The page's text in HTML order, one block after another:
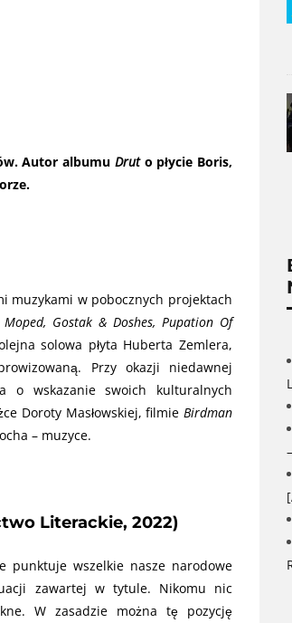
Autor albumu Druto płycie Boris,
muzykami w pobocznych projektach
Moped, Gostak & Doshes, Pupation Of
solowa płyta Huberta Zemlera,
Przy okazji niedawnej
o wskazanie swoich kulturalnych
Doroty Masłowskiej, filmie Birdman
– muzyce.
Literackie, 2022)
punktuje wszelkie nasze narodowe
zawartej w tytule. Nikomu nic
W zasadzie można tę pozycję